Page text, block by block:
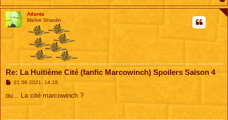
Atlanta
Maître Shaolin
Re: La Huitième Cité (fanfic Marcowinch) Spoilers Saison 4
M
s
21 08 2021, 14:18
ou... La cité marcowinch ?